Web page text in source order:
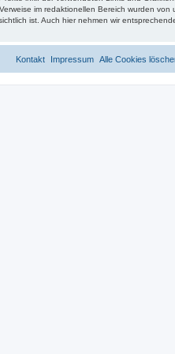
im redaktionellen Bereich wurden von
ist. Auch hier nehmen wir
Alle Cookies
Impressum
Kontakt